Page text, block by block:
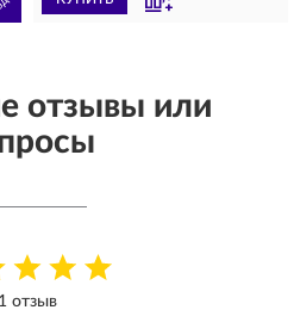
отзывы или
1 отзыв